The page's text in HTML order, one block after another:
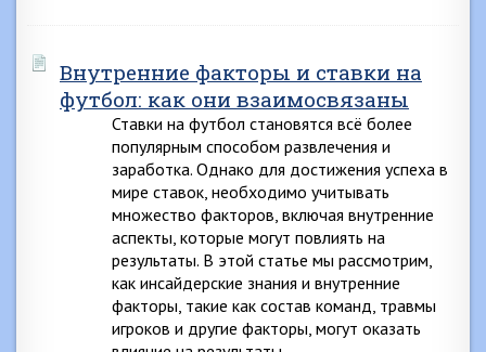
Внутренние факторы и ставки на
футбол: как они взаимосвязаны
Ставки на футбол становятся всё более
популярным способом развлечения и
заработка. Однако для достижения успеха в
мире ставок, необходимо учитывать
множество факторов, включая внутренние
аспекты, которые могут повлиять на
результаты. В этой статье мы рассмотрим,
как инсайдерские знания и внутренние
факторы, такие как состав команд, травмы
игроков и другие факторы, могут оказать